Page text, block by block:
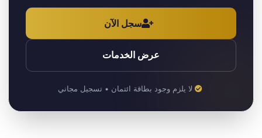
سجل الآن
عرض الخدمات
لا يلزم وجود بطاقة ائتمان • تسجيل مجاني